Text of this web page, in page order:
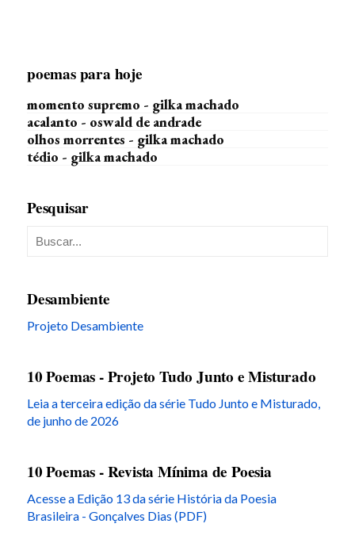
poemas para hoje
momento supremo - gilka machado
acalanto - oswald de andrade
olhos morrentes - gilka machado
tédio - gilka machado
Pesquisar
Desambiente
Projeto Desambiente
10 Poemas - Projeto Tudo Junto e Misturado
Leia a terceira edição da série Tudo Junto e Misturado,
de junho de 2026
10 Poemas - Revista Mínima de Poesia
Acesse a Edição 13 da série História da Poesia
Brasileira - Gonçalves Dias (PDF)